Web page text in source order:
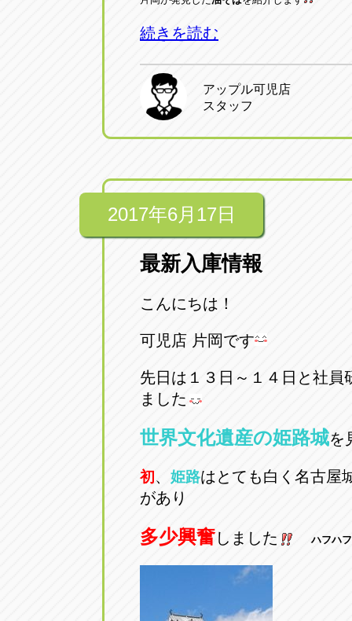
続きを読む
アップル可児店
スタッフ
2017年6月17日
最新入庫情報
こんにちは！
可児店 片岡です
先日は１３日～１４日と社員
ました
世界文化遺産の姫路城を
初 、 姫路はとても白く名古屋
があり
多少興奮しました ハフハ